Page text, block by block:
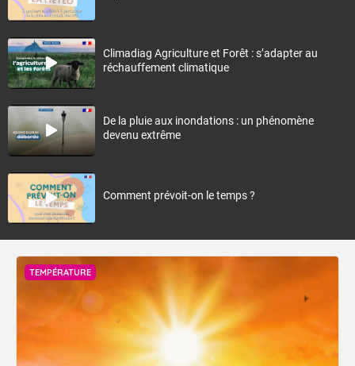
Climadiag Agriculture et Forêt : s’adapter au
réchauffement climatique
De la pluie aux inondations : un phénomène
devenu extrême
Comment prévoit-on le temps ?
TEMPÉRATURE